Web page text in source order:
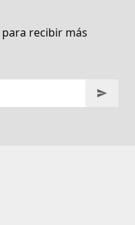
recibir más